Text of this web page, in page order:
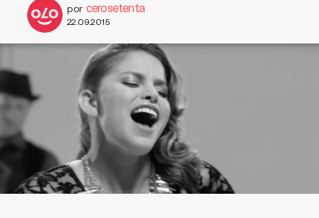
por cerosetenta
22.09.2015